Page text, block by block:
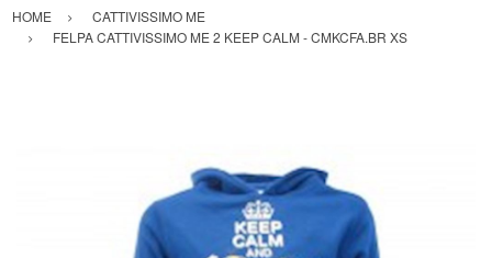
HOME
CATTIVISSIMO ME
FELPA CATTIVISSIMO ME 2 KEEP CALM - CMKCFA.BR XS